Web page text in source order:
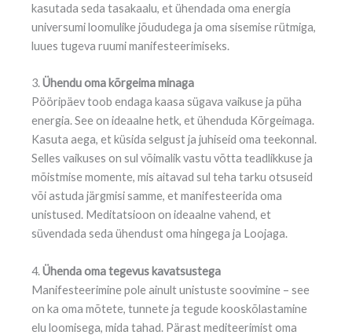
kasutada seda tasakaalu, et ühendada oma energia
universumi loomulike jõududega ja oma sisemise rütmiga,
luues tugeva ruumi manifesteerimiseks.
3.Ühendu oma kõrgeima minaga
Pööripäev toob endaga kaasa sügava vaikuse ja püha
energia. See on ideaalne hetk, et ühenduda Kõrgeimaga.
Kasuta aega, et küsida selgust ja juhiseid oma teekonnal.
Selles vaikuses on sul võimalik vastu võtta teadlikkuse ja
mõistmise momente, mis aitavad sul teha tarku otsuseid
või astuda järgmisi samme, et manifesteerida oma
unistused. Meditatsioon on ideaalne vahend, et
süvendada seda ühendust oma hingega ja Loojaga.
4.Ühenda oma tegevus kavatsustega
Manifesteerimine pole ainult unistuste soovimine – see
on ka oma mõtete, tunnete ja tegude kooskõlastamine
elu loomisega, mida tahad. Pärast mediteerimist oma